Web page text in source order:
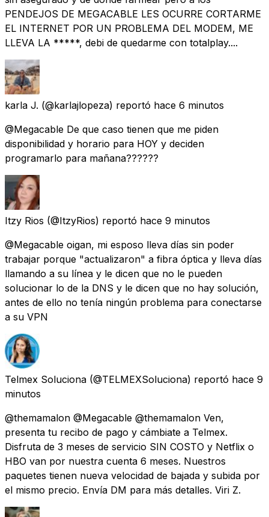
PENDEJOS DE MEGACABLE LES OCURRE CORTARME
EL INTERNET POR UN PROBLEMA DEL MODEM, ME
LLEVA LA *****, debi de quedarme con totalplay....
karla J. (@karlajlopeza) reportó hace 6 minutos
@Megacable De que caso tienen que me piden
disponibilidad y horario para HOY y deciden
programarlo para mañana??????
Itzy Rios (@ItzyRios) reportó hace 9 minutos
@Megacable oigan, mi esposo lleva días sin poder
trabajar porque "actualizaron" a fibra óptica y lleva días
llamando a su línea y le dicen que no le pueden
solucionar lo de la DNS y le dicen que no hay solución,
antes de ello no tenía ningún problema para conectarse
a su VPN
Telmex Soluciona (@TELMEXSoluciona) reportó hace 9
minutos
@themamalon @Megacable @themamalon Ven,
presenta tu recibo de pago y cámbiate a Telmex.
Disfruta de 3 meses de servicio SIN COSTO y Netflix o
HBO van por nuestra cuenta 6 meses. Nuestros
paquetes tienen nueva velocidad de bajada y subida por
el mismo precio. Envía DM para más detalles. Viri Z.